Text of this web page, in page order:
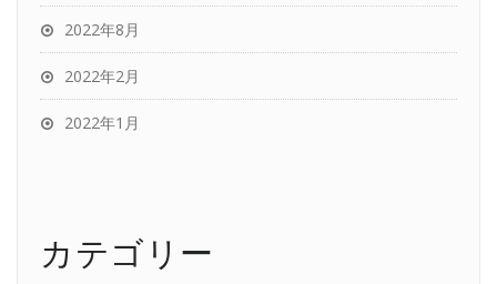
2022年8月
2022年2月
2022年1月
カテゴリー